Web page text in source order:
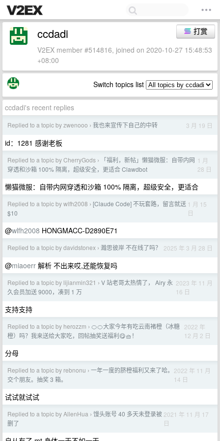
打赏
ccdadi
V2EX member #514816, joined on 2020-10-27 15:48:53
+08:00
Switch topics list
ccdadi's recent replies
Replied to a topic by zwenooo › 我也来宣传下自己的中转 3 月 19 日
id：1281 感谢老板
Replied to a topic by CherryGods ›
「福利，新帖」懒猫微服：自带内网
穿透和沙箱 100% 隔离，超级安全，更适合 Clawdbot
1 月
28 日
懒猫微服：自带内网穿透和沙箱 100% 隔离，超级安全，更适合
Replied to a topic by wlfh2008 › [Claude Code] 不玩套路，留言就送
$10
1 月 15
日
@wlfh2008 HONGMACC-D2890E71
Replied to a topic by davidstonex › 瀚思彼岸 不在线了吗？ 2025 年 3 月 28 日
@miaoerr 解析 不出来哎,还能恢复吗
Replied to a topic by lijianmin321 › V 站老哥太热情了， Airy 永
久会员加送 9000，凑到 1 万
2023 年 11 月
16 日
支持支持
Replied to a topic by herozzm › 🍊🍊大家今年有吃云南褚橙（冰糖
橙）吗？我来送给大家吃，回帖抽奖送福利😋🧺！
2022 年
12 月 2 日
分母
Replied to a topic by rebnonu › 一年一度的脐橙福利又来了哈。
交个朋友。抽奖 3 箱。
2022 年 11 月
14 日
试试就试试
Replied to a topic by AllenHua › 馒头账号 40 多天未登录被
删了
2021 年 11 月 17
日